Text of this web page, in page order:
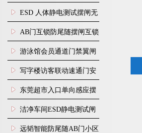
行通道闸门禁设备
ESD 人体静电测试摆闸无
尘车间防静电闸机
AB门互锁防尾随摆闸互锁
闸机
游泳馆会员通道门禁翼闸
写字楼访客联动速通门安
装
东莞超市入口单向感应摆
闸安装
洁净车间ESD静电测试闸
机
远韬智能防尾随AB门小区